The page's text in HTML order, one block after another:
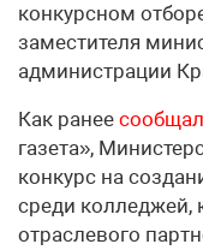
конкурсном
заместителя
администрации
Как ранее
газета»,
конкурс на
среди колледжей,
отраслевого